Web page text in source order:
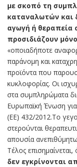
με σκοπό τη
καταναλωτών και
αγωγή ή θεραπεία
προσιδιάζουν
«οποιαδήποτε
παράνομη και
προϊόντα που
κυκλοφορίας. Οι
στα συμπληρώματα
Ευρωπαϊκή Ένωση
(ΕΕ) 432/2012.Το
στερούνται
απουσία
Τέλος επισημαίνεται,
δεν εγκρίνονται